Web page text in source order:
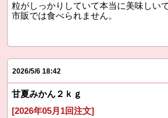
粒がしっかりしていて本当に美味しい
市販では食べられません。
2026/5/6 18:42
甘夏みかん２ｋｇ
[2026年05月1回注文]